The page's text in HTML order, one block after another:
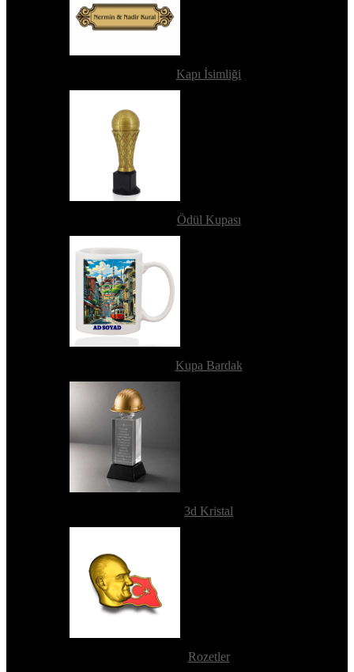
Kapı İsimliği
Ödül Kupası
Kupa Bardak
3d Kristal
Rozetler